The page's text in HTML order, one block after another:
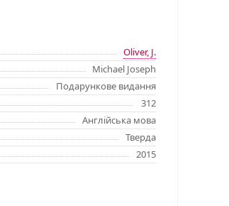
Oliver, J.
Michael Joseph
Подарункове видання
312
Англійська мова
Тверда
2015